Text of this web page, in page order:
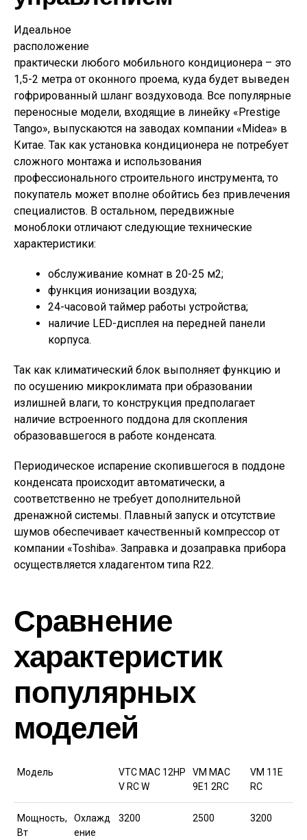
Идеальное
расположение
практически любого мобильного кондиционера – это
1,5-2 метра от оконного проема, куда будет выведен
гофрированный шланг воздуховода. Все популярные
переносные модели, входящие в линейку «Prestige
Tango», выпускаются на заводах компании «Midea» в
Китае. Так как установка кондиционера не потребует
сложного монтажа и использования
профессионального строительного инструмента, то
покупатель может вполне обойтись без привлечения
специалистов. В остальном, передвижные
моноблоки отличают следующие технические
характеристики:
обслуживание комнат в 20-25 м2;
функция ионизации воздуха;
24-часовой таймер работы устройства;
наличие LED-дисплея на передней панели
корпуса.
Так как климатический блок выполняет функцию и
по осушению микроклимата при образовании
излишней влаги, то конструкция предполагает
наличие встроенного поддона для скопления
образовавшегося в работе конденсата.
Периодическое испарение скопившегося в поддоне
конденсата происходит автоматически, а
соответственно не требует дополнительной
дренажной системы. Плавный запуск и отсутствие
шумов обеспечивает качественный компрессор от
компании «Toshiba». Заправка и дозаправка прибора
осуществляется хладагентом типа R22.
Сравнение
характеристик
популярных
моделей
Модель
VTC MAC 12HP
V RC W
VM MAC
9E1 2RC
VM 11E
RC
Мощность,
Вт
Охлажд
ение
3200 2500 3200